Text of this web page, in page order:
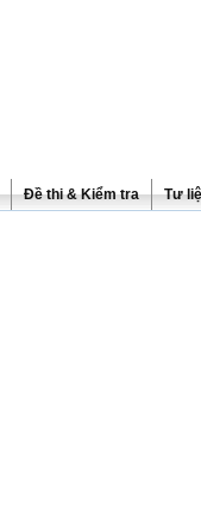
Đề thi & Kiểm tra Tư